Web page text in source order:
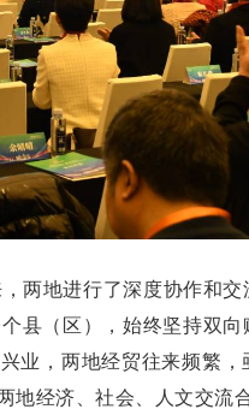
两地进行了深度协作和
县（区）
，始终坚持双
业，两地经贸往来频繁
经济、社会、人文交流